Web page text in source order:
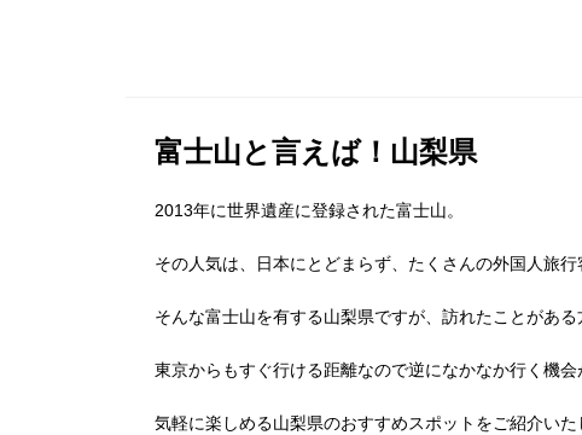
富士山と言えば！山梨県
2013年に世界遺産に登録された富士山。
その人気は、日本にとどまらず、たくさんの外国人旅行
そんな富士山を有する山梨県ですが、訪れたことがあ
東京からもすぐ行ける距離なので逆になかなか行く機
気軽に楽しめる山梨県のおすすめスポットをご紹介いた